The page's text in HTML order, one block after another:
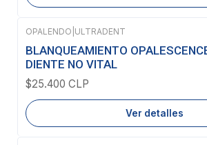
Agotado
OPALENDO ULTRADENT
BLANQUEAMIENTO
DIENTE NO VITAL
$25.400 CLP
Ver detalles